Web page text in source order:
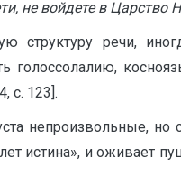
не войдете в Царство
речи,
с. 123].
непроизвольные, но
истина», и оживает